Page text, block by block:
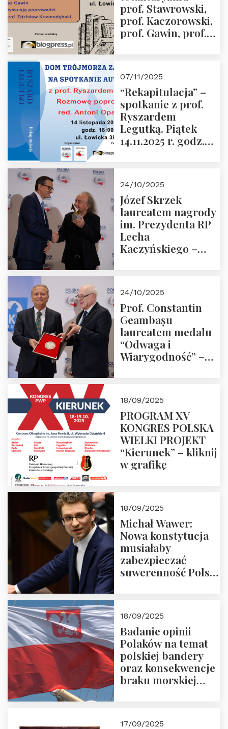
godz. 18:00.
prof. Stawrowski,
prof. Kaczorowski,
prof. Gawin, prof.
07/11/2025
“Rekapitulacja” –
spotkanie z prof.
Ryszardem
Legutką. Piątek
14.11.2025 r. godz.
24/10/2025
Józef Skrzek
laureatem nagrody
im. Prezydenta RP
Lecha
Kaczyńskiego –
24/10/2025
Prof. Constantin
Geambașu
laureatem medalu
“Odwaga i
Wiarygodność” –
18/09/2025
PROGRAM XV
KONGRES POLSKA
WIELKI PROJEKT
“Kierunek” – kliknij
w grafikę
18/09/2025
Michał Wawer:
Nowa konstytucja
musiałaby
zabezpieczać
suwerenność Polski
18/09/2025
Badanie opinii
Polaków na temat
polskiej bandery
oraz konsekwencje
braku morskiej
17/09/2025